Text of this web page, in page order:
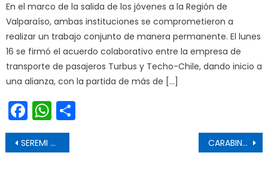
En el marco de la salida de los jóvenes a la Región de
Valparaíso, ambas instituciones se comprometieron a
realizar un trabajo conjunto de manera permanente. El lunes
16 se firmó el acuerdo colaborativo entre la empresa de
transporte de pasajeros Turbus y Techo-Chile, dando inicio a
una alianza, con la partida de más de […]
Facebook
WhatsApp
Navegación de entradas
SEREMI DE SALUD PROMUEVE VACUNACIÓN INFLUENZA EN CURICÓ CARABINEROS DE RENGO DETIENE A DOS PERSONAS POR FALSIFICACIÓN Y USURPACIÓN DE FUNCIONES